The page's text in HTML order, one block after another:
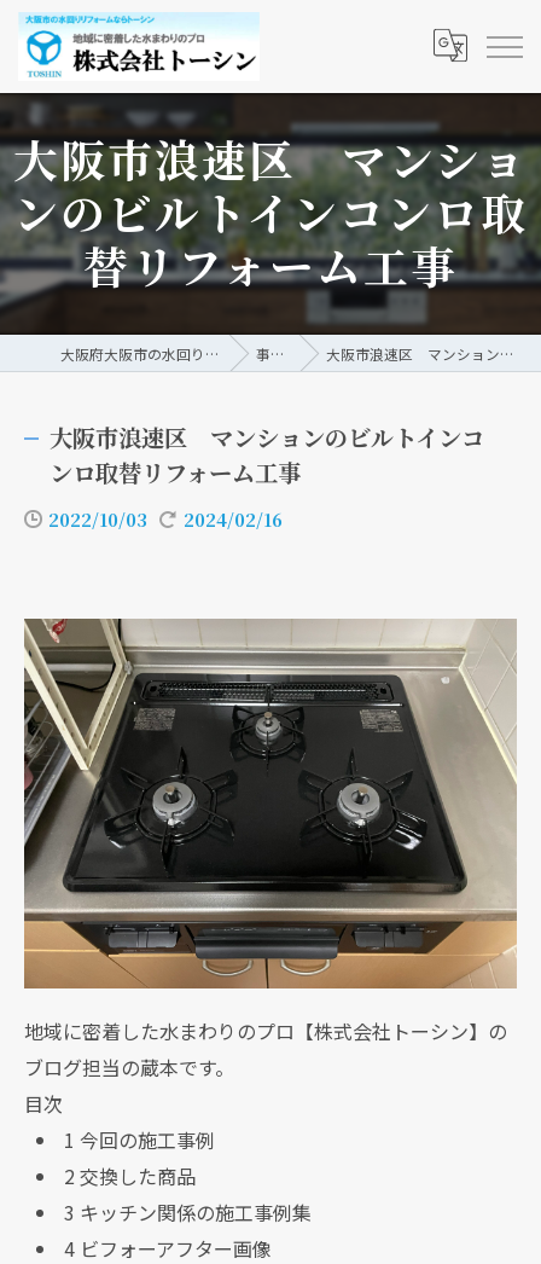
大阪市浪速区 マンショ
ンのビルトインコンロ取
替リフォーム工事
大阪府大阪市の水回りリフォームなら株式会社トーシン 事例/ブログ 大阪市浪速区 マンションのビルトインコンロ取替リフォーム工事
大阪市浪速区 マンションのビルトインコ
ンロ取替リフォーム工事
2022/10/03 2024/02/16
地域に密着した水まわりのプロ【株式会社トーシン】の
ブログ担当の蔵本です。
目次
1 今回の施工事例
2交換した商品
3 キッチン関係の施工事例集
4ビフォーアフター画像